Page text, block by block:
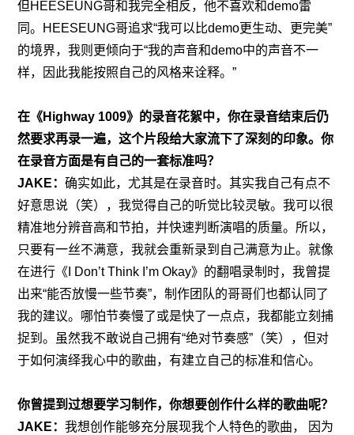
但HEESEUNG哥和我完全相反，他不喜欢和demo雷
同。HEESEUNG哥追求“我可以比demo更生动、更完美”
的境界，我则更倾向于“我的声音和demo中的声音不一
样，因此我能按照自己的风格来诠释。”
在《Highway 1009》的录音花絮中，你在录音结束后仍
然要求再录一遍，这个片段给大家流下了深刻的印象。你
在录音方面是有自己的一套标准吗？
JAKE：确实如此，尤其是在录音时。其实我自己有点不
好意思说（笑），我觉得自己的听觉比较灵敏。我可以很
精准地分辨音高和节拍，并快速判断演唱的质量。所以，
只要有一丝不满意，我就会重新录到自己满意为止。就像
在进行《I Don’t Think I’m Okay》的翻唱录制时，我曾提
出来“能否放慢一些节奏”，制作团队的哥哥们也都认同了
我的建议。哪怕节奏慢了或是快了一点点，我都能立刻捕
捉到。虽然我不敢说自己拥有“绝对节奏感”（笑），但对
于如何演绎我心中的歌曲，有建立自己的标准和信心。
你曾提到过想要学习制作，你想要创作什么样的歌曲呢？
JAKE：我想创作能够充分展现我个人特色的歌曲， 因为